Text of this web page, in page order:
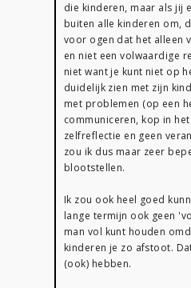
die kinderen, maar als jij
buiten alle kinderen om,
voor ogen dat het alleen
en niet een volwaardige
niet want je kunt niet op
duidelijk zien met zijn
met problemen (op een
communiceren, kop in
zelfreflectie en geen
zou ik dus maar zeer
blootstellen.
Ik zou ook heel goed
lange termijn ook geen
man vol kunt houden
kinderen je zo afstoot.
(ook) hebben.